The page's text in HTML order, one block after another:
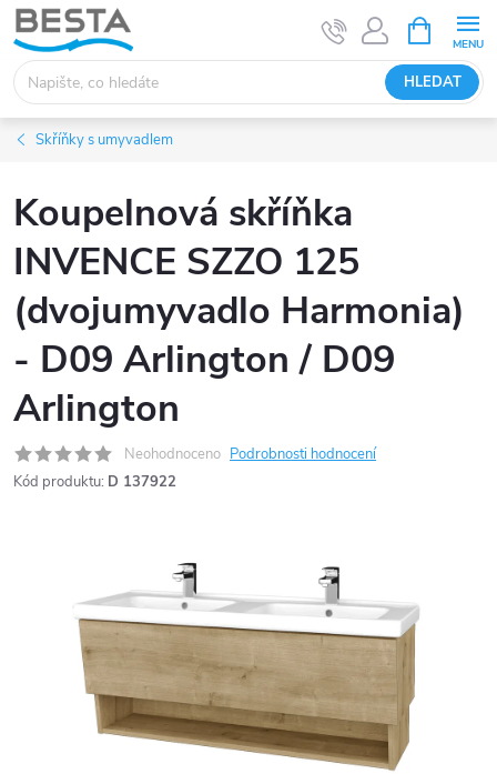
Přejít
na
obsah
HLEDAT
NÁKUPNÍ
KOŠÍK
Skříňky s umyvadlem
Koupelnová skříňka
INVENCE SZZO 125
(dvojumyvadlo Harmonia)
- D09 Arlington / D09
Arlington
Neohodnoceno Podrobnosti hodnocení
Kód produktu: D 137922